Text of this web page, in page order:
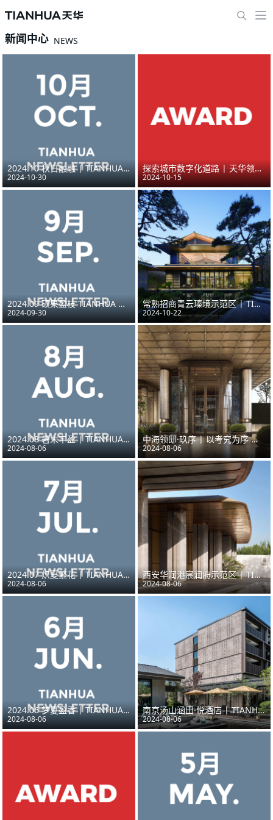
新闻中心 NEWS
2024.10 秋日融融 | TIANHUA NEWSLETTER
2024-10-30
探索城市数字化道路 | 天华领衔“英雄联盟”，摘得CIM界“奥斯卡”桂冠
2024-10-15
2024.09 硕果盈枝 TIANHUA NEWSLETTER
2024-09-30
常熟招商青云瑧境示范区 | TIANHUA天华作品
2024-10-22
2024.08 暑末丰盈 | TIANHUA NEWSLETTER
2024-08-06
中海领邸·玖序 | 以考究为序 品味高级的松弛感
2024-08-06
2024.07 炽夏繁花 | TIANHUA NEWSLETTER
2024-08-06
西安华润港宸润府示范区 | TIANHUA天华作品
2024-08-06
2024.06 梦夏盈香 | TIANHUA NEWSLETTER
2024-08-06
南京汤山涵田·悦酒店 | TIANHUA天华作品
2024-08-06